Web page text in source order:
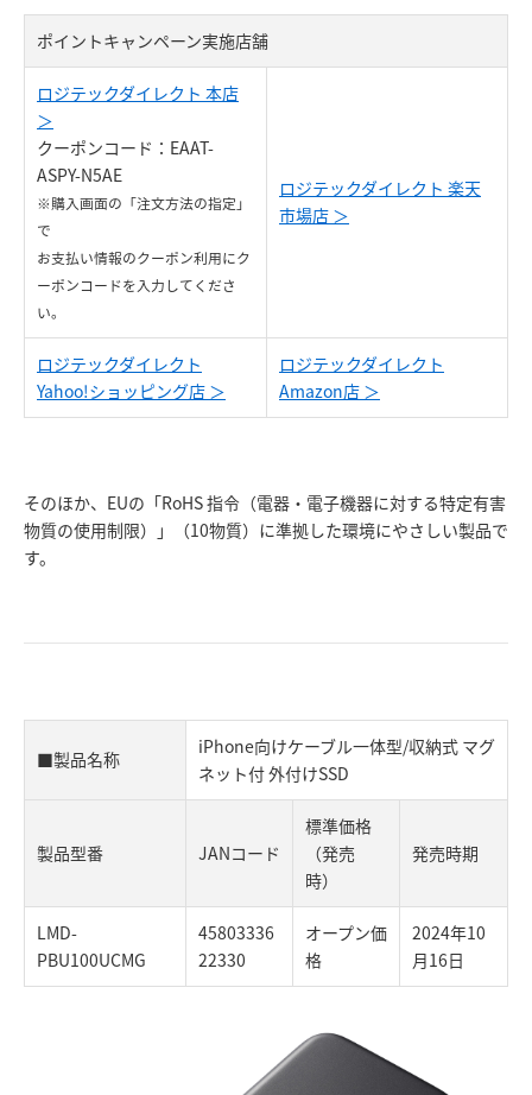
ポイントキャンペーン実施店舗
ロジテックダイレクト 本店
＞
クーポンコード：EAAT-
ASPY-N5AE
※購入画面の「注文方法の指定」
で
お支払い情報のクーポン利用にク
ーポンコードを入力してくださ
い。
ロジテックダイレクト 楽天
市場店 ＞
ロジテックダイレクト
Yahoo!ショッピング店 ＞
ロジテックダイレクト
Amazon店 ＞
そのほか、EUの「RoHS 指令（電器・電子機器に対する特定有害
物質の使用制限）」（10物質）に準拠した環境にやさしい製品で
す。
■製品名称
iPhone向けケーブル一体型/収納式 マグ
ネット付 外付けSSD
製品型番 JANコード
標準価格
（発売
時）
発売時期
LMD-
PBU100UCMG
45803336
22330
オープン価
格
2024年10
月16日